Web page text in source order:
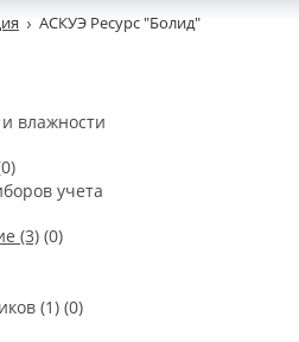
АСКУЭ Ресурс "Болид"
влажности
учета
(3) (0)
(1) (0)